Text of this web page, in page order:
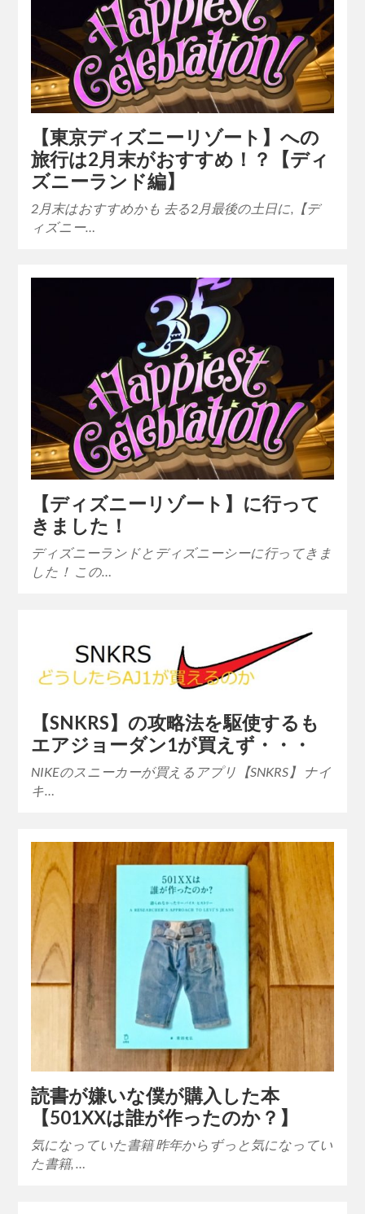
【東京ディズニーリゾート】への
旅行は2月末がおすすめ！？【ディ
ズニーランド編】
2月末はおすすめかも 去る2月最後の土日に,【デ
ィズニー…
【ディズニーリゾート】に行って
きました！
ディズニーランドとディズニーシーに行ってきま
した！ この…
【SNKRS】の攻略法を駆使するも
エアジョーダン1が買えず・・・
NIKEのスニーカーが買えるアプリ【SNKRS】 ナイ
キ…
読書が嫌いな僕が購入した本
【501XXは誰が作ったのか？】
気になっていた書籍 昨年からずっと気になってい
た書籍, …